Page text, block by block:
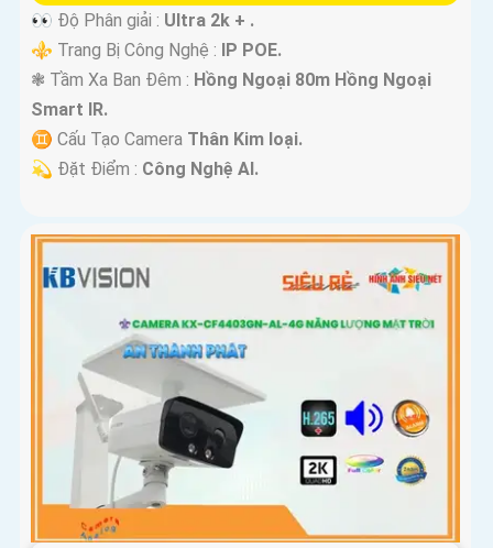
👀 Độ Phân giải : Ultra 2k + .
⚜️ Trang Bị Công Nghệ : IP POE.
❃ Tầm Xa Ban Đêm : Hồng Ngoại 80m Hồng Ngoại
Smart IR.
♊ Cấu Tạo Camera Thân Kim loại.
️💫 Đặt Điểm : Công Nghệ AI.